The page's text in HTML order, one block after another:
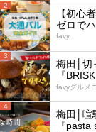
2
【初心
ゼロで
favy
3
梅田│切
『
favyグルメ
4
梅田│喧
『